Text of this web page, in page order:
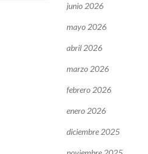
junio 2026
mayo 2026
abril 2026
marzo 2026
febrero 2026
enero 2026
diciembre 2025